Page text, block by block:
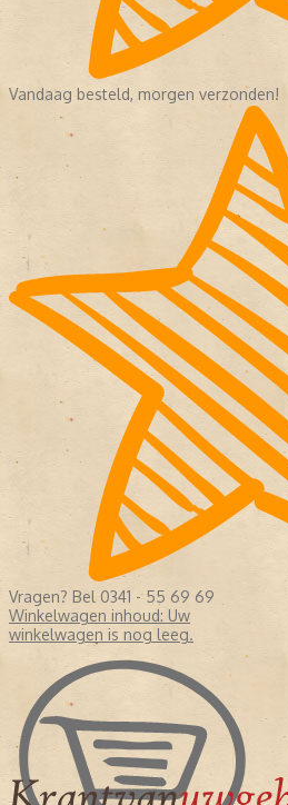
Vandaag besteld, morgen verzonden!
Vragen? Bel 0341 - 55 69 69
Winkelwagen inhoud: Uw
winkelwagen is nog leeg.